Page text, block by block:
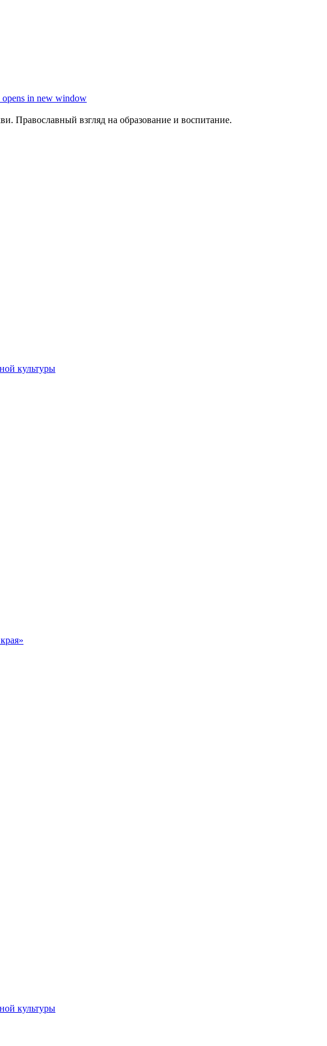
opens in new window
Православный взгляд на образование и воспитание.
культуры
культуры